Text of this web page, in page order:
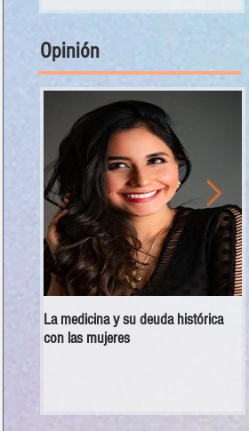
Opinión
La medicina y su deuda histórica
con las mujeres